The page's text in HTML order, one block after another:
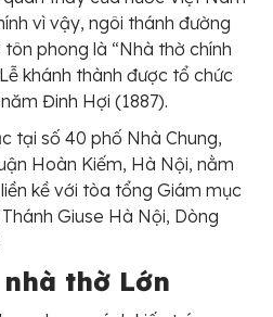
vì vậy, ngôi thánh đường
phong là “Nhà thờ chính
khánh thành được tổ chức
Đinh Hợi (1887).
tại số 40 phố Nhà Chung,
Hoàn Kiếm, Hà Nội, nằm
kề với tòa tổng Giám mục
Giuse Hà Nội, Dòng
thờ Lớn